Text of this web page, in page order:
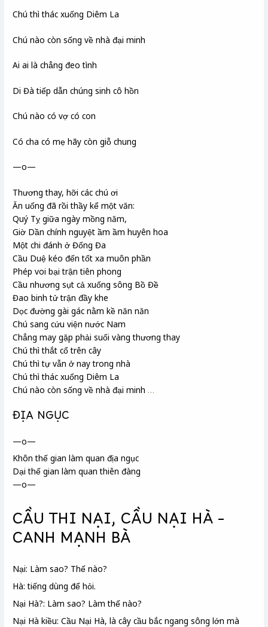
Chú thì thác xuống Diêm La
Chú nào còn sống về nhà đại minh
Ai ai là chẳng đeo tình
Di Đà tiếp dẫn chúng sinh cô hồn
Chú nào có vợ có con
Có cha có mẹ hãy còn giỗ chung
—o—
Thương thay, hỡi các chú ơi
Ăn uống đã rồi thầy kể một văn:
Quý Tỵ giữa ngày mồng năm,
Giờ Dần chính nguyệt ầm ầm huyên hoa
Một chi đánh ở Đống Đa
Cầu Duệ kéo đến tốt xa muôn phần
Phép voi bại trận tiên phong
Cầu nhương sụt cả xuống sông Bồ Đề
Đao binh tử trận đầy khe
Dọc đường gài gác nằm kề năn năn
Chú sang cứu viện nước Nam
Chẳng may gặp phải suối vàng thương thay
Chú thì thắt cổ trên cây
Chú thì tự vẫn ở nay trong nhà
Chú thì thác xuống Diêm La
Chú nào còn sống về nhà đại minh …
ĐỊA NGỤC
—o—
Khôn thế gian làm quan địa ngục
Dại thế gian làm quan thiên đàng
—o—
CẦU THI NẠI, CẦU NẠI HÀ –
CANH MẠNH BÀ
Nại: Làm sao? Thế nào?
Hà: tiếng dùng để hỏi.
Nại Hà?: Làm sao? Làm thế nào?
Nại Hà kiều: Cầu Nại Hà, là cây cầu bắc ngang sông lớn mà